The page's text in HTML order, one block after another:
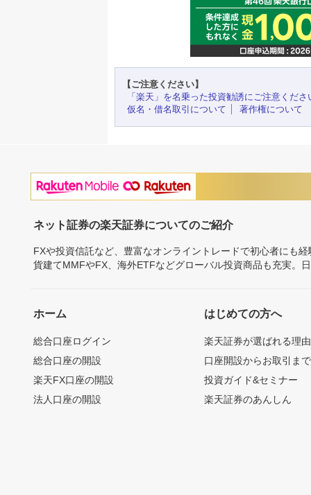
【ご注意ください】
「楽天」を名乗った投資勧誘にご注意くださ
仮名・借名取引について
著作権について
ネット証券の楽天証券についてのご紹介
FXや投資信託など、豊富なオンライントレードで初心者にも
貨建てMMFやFX、海外ETFなどグローバル投資商品も充実。
ホーム
総合口座ログイン
総合口座の開設
楽天FX口座の開設
法人口座の開設
はじめての方へ
楽天証券が選ばれる理由
口座開設からお取引ま
投資ガイド&セミナー
楽天証券のあんしん